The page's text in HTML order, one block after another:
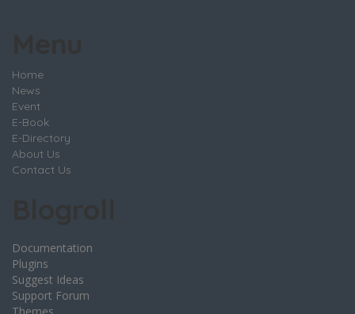
Home
News
Event
E-Book
E-Directory
About Us
Contact Us
Documentation
Plugins
Suggest Ideas
Support Forum
Themes